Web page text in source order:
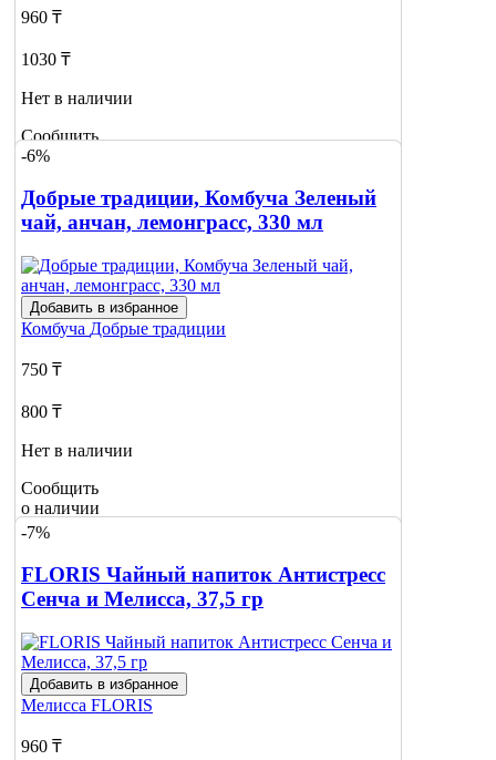
960 ₸
1030 ₸
Нет в наличии
Сообщить
о наличии
-6%
Добрые традиции, Комбуча Зеленый
чай, анчан, лемонграсс, 330 мл
Добавить в избранное
Комбуча Добрые традиции
750 ₸
800 ₸
Нет в наличии
Сообщить
о наличии
-7%
FLORIS Чайный напиток Антистресс
Сенча и Мелисса, 37,5 гр
Добавить в избранное
Мелисса FLORIS
960 ₸